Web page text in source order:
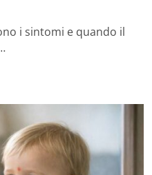
i sintomi e quando il